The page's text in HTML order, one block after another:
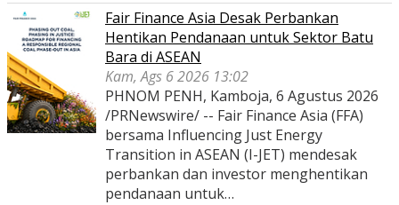
Fair Finance Asia Desak Perbankan
Hentikan Pendanaan untuk Sektor Batu
Bara di ASEAN
Kam, Ags 6 2026 13:02
PHNOM PENH, Kamboja, 6 Agustus 2026
/PRNewswire/ -- Fair Finance Asia (FFA)
bersama Influencing Just Energy
Transition in ASEAN (I-JET) mendesak
perbankan dan investor menghentikan
pendanaan untuk…